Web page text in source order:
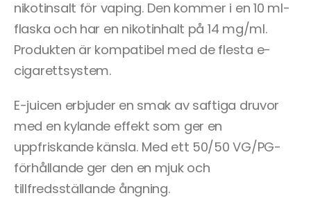
nikotinsalt för vaping. Den kommer i en 10 ml-
flaska och har en nikotinhalt på 14 mg/ml.
Produkten är kompatibel med de flesta e-
cigarettsystem.
E-juicen erbjuder en smak av saftiga druvor
med en kylande effekt som ger en
uppfriskande känsla. Med ett 50/50 VG/PG-
förhållande ger den en mjuk och
tillfredsställande ångning.